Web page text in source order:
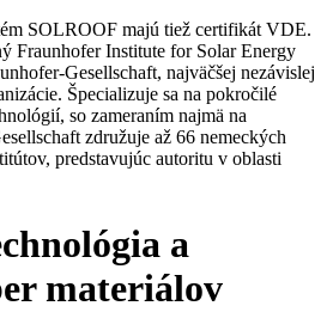
SOLROOF majú tiež certifikát VDE.
Fraunhofer Institute for Solar Energy
Gesellschaft, najväčšej nezávislej
Špecializuje sa na pokročilé
so zameraním najmä na
združuje až 66 nemeckých
predstavujúc autoritu v oblasti
a
materiálov